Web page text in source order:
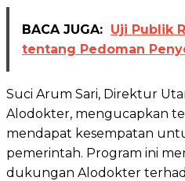
BACA JUGA: Uji Publik
tentang Pedoman
Suci Arum Sari, Direktur
Alodokter, mengucapkan
mendapat kesempatan
pemerintah. Program ini
dukungan Alodokter